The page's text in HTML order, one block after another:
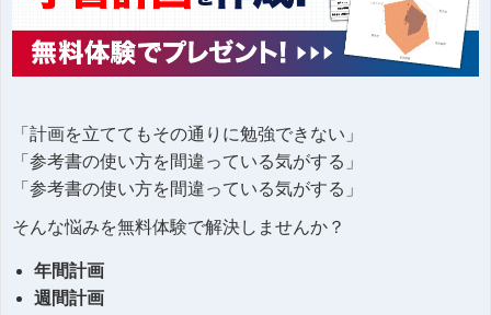
「計画を立ててもその通りに勉強できない」
「参考書の使い方を間違っている気がする」
「参考書の使い方を間違っている気がする」
そんな悩みを無料体験で解決しませんか？
年間計画
週間計画